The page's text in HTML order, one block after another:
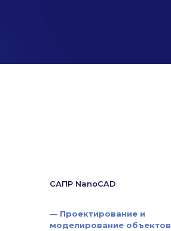
САПР NanoCAD
— Проектирование и
моделирование объектов